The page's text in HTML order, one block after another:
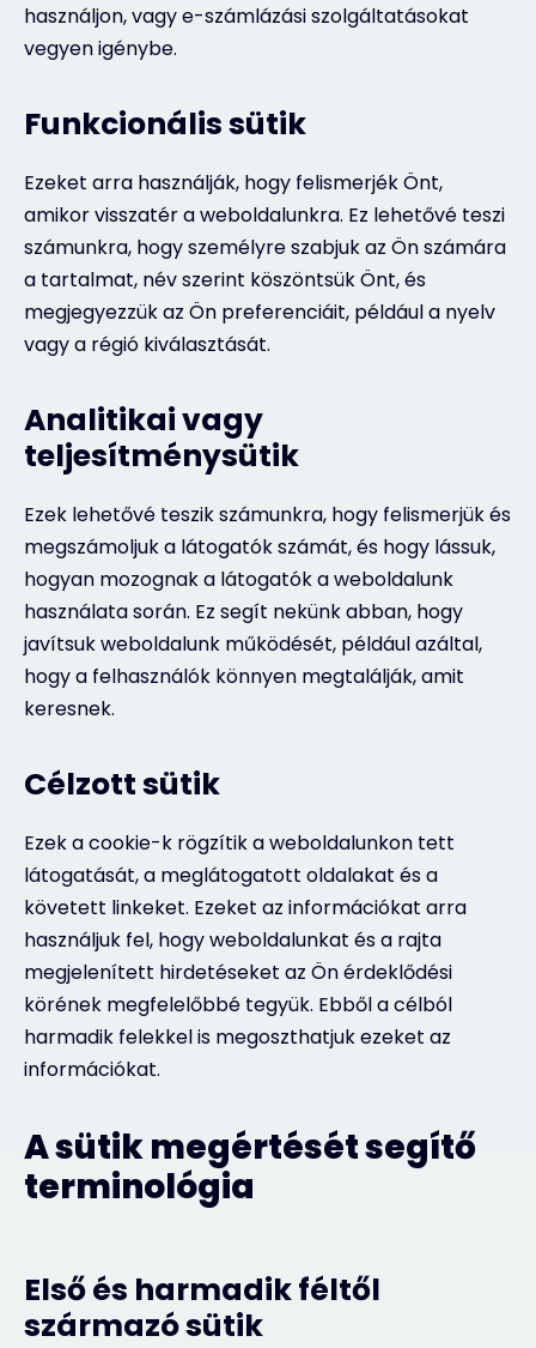
használjon, vagy e-számlázási szolgáltatásokat
vegyen igénybe.
Funkcionális sütik
Ezeket arra használják, hogy felismerjék Önt,
amikor visszatér a weboldalunkra. Ez lehetővé teszi
számunkra, hogy személyre szabjuk az Ön számára
a tartalmat, név szerint köszöntsük Önt, és
megjegyezzük az Ön preferenciáit, például a nyelv
vagy a régió kiválasztását.
Analitikai vagy
teljesítménysütik
Ezek lehetővé teszik számunkra, hogy felismerjük és
megszámoljuk a látogatók számát, és hogy lássuk,
hogyan mozognak a látogatók a weboldalunk
használata során. Ez segít nekünk abban, hogy
javítsuk weboldalunk működését, például azáltal,
hogy a felhasználók könnyen megtalálják, amit
keresnek.
Célzott sütik
Ezek a cookie-k rögzítik a weboldalunkon tett
látogatását, a meglátogatott oldalakat és a
követett linkeket. Ezeket az információkat arra
használjuk fel, hogy weboldalunkat és a rajta
megjelenített hirdetéseket az Ön érdeklődési
körének megfelelőbbé tegyük. Ebből a célból
harmadik felekkel is megoszthatjuk ezeket az
információkat.
A sütik megértését segítő
terminológia
Első és harmadik féltől
származó sütik